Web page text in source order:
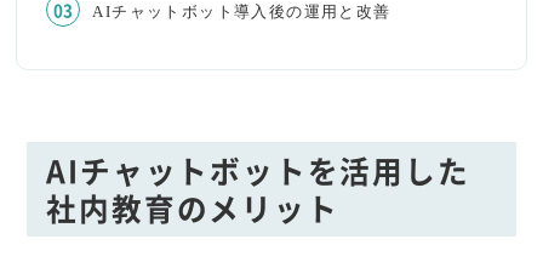
AIチャットボット導入後の運用と改善
AIチャットボットを活用した
社内教育のメリット